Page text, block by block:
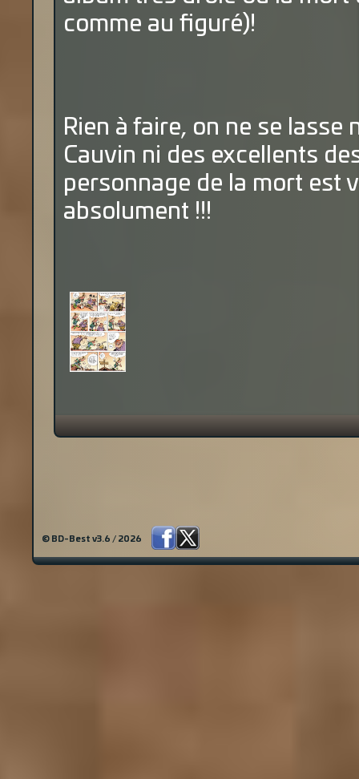
comme au figuré)!
Rien à faire, on ne se lasse
Cauvin ni des excellents
personnage de la mort est
absolument !!!
© BD-Best v3.6 / 2026